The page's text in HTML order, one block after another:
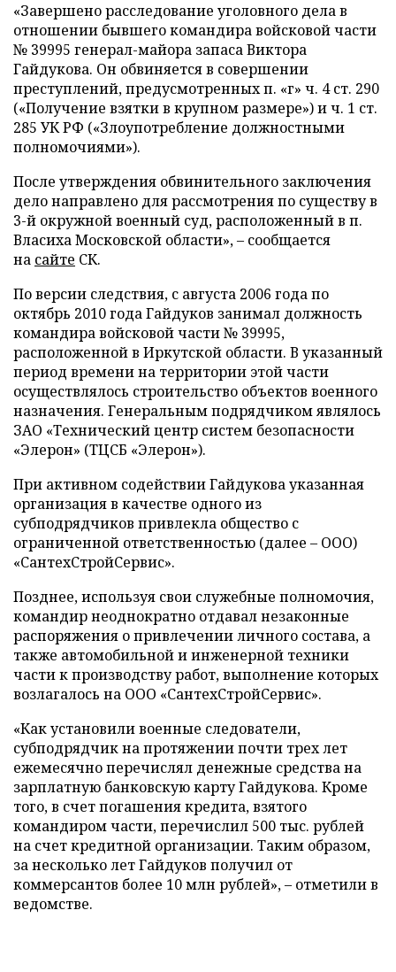
«Завершено расследование уголовного дела в
отношении бывшего командира войсковой части
№ 39995 генерал-майора запаса Виктора
Гайдукова. Он обвиняется в совершении
преступлений, предусмотренных п. «г» ч. 4 ст. 290
(«Получение взятки в крупном размере») и ч. 1 ст.
285 УК РФ («Злоупотребление должностными
полномочиями»).
После утверждения обвинительного заключения
дело направлено для рассмотрения по существу в
3-й окружной военный суд, расположенный в п.
Власиха Московской области», – сообщается
на сайте СК.
По версии следствия, с августа 2006 года по
октябрь 2010 года Гайдуков занимал должность
командира войсковой части № 39995,
расположенной в Иркутской области. В указанный
период времени на территории этой части
осуществлялось строительство объектов военного
назначения. Генеральным подрядчиком являлось
ЗАО «Технический центр систем безопасности
«Элерон» (ТЦСБ «Элерон»).
При активном содействии Гайдукова указанная
организация в качестве одного из
субподрядчиков привлекла общество с
ограниченной ответственностью (далее – ООО)
«СантехСтройСервис».
Позднее, используя свои служебные полномочия,
командир неоднократно отдавал незаконные
распоряжения о привлечении личного состава, а
также автомобильной и инженерной техники
части к производству работ, выполнение которых
возлагалось на ООО «СантехСтройСервис».
«Как установили военные следователи,
субподрядчик на протяжении почти трех лет
ежемесячно перечислял денежные средства на
зарплатную банковскую карту Гайдукова. Кроме
того, в счет погашения кредита, взятого
командиром части, перечислил 500 тыс. рублей
на счет кредитной организации. Таким образом,
за несколько лет Гайдуков получил от
коммерсантов более 10 млн рублей», – отметили в
ведомстве.